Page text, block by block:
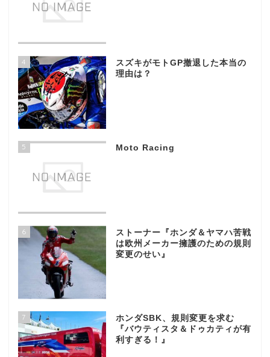
4
スズキがモトGP撤退した本当の
理由は？
5 Moto Racing
6
ストーナー『ホンダ＆ヤマハ苦戦
は欧州メーカー擁護のための規則
変更のせい』
7
ホンダSBK、規則変更を求む
『バウティスタ＆ドゥカティが有
利すぎる！』